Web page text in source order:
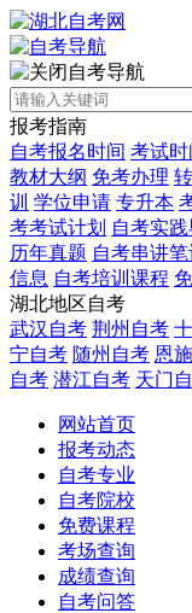
自考导航
报考指南
自考报名时间 考试时
教材大纲 免考办理
训 学位申请 专升本
考考试计划 自考实
历年真题 自考串讲
信息 自考培训课程
湖北地区自考
武汉自考 荆州自考
宁自考 随州自考 恩
自考 潜江自考 天门
网站首页
报考动态
自考专业
自考院校
免费课程
考场查询
成绩查询
自考问答